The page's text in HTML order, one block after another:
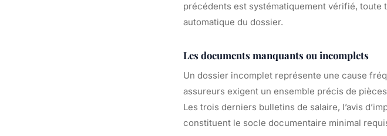
précédents est systématiquement vérifié, toute
automatique du dossier.
Les documents manquants ou incomplets
Un dossier incomplet représente une cause
assureurs exigent un ensemble précis de
Les trois derniers bulletins de salaire, l’avis
constituent le socle documentaire minimal